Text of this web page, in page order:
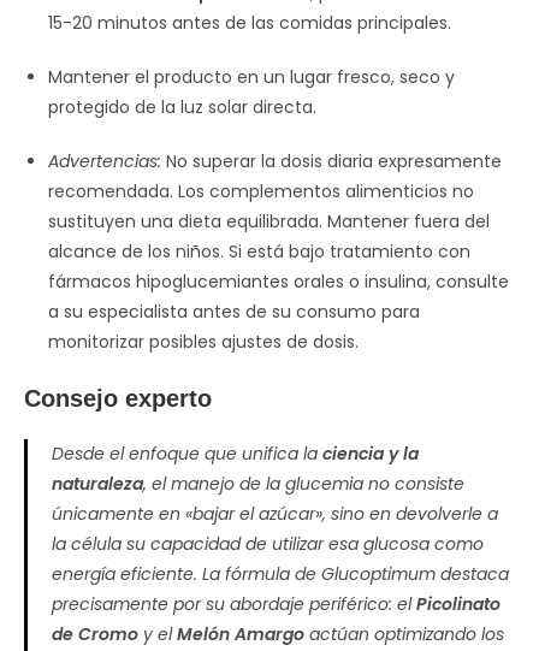
15-20 minutos antes de las comidas principales.
Mantener el producto en un lugar fresco, seco y
protegido de la luz solar directa.
Advertencias: No superar la dosis diaria expresamente
recomendada. Los complementos alimenticios no
sustituyen una dieta equilibrada. Mantener fuera del
alcance de los niños. Si está bajo tratamiento con
fármacos hipoglucemiantes orales o insulina, consulte
a su especialista antes de su consumo para
monitorizar posibles ajustes de dosis.
Consejo experto
Desde el enfoque que unifica la ciencia y la
naturaleza, el manejo de la glucemia no consiste
únicamente en «bajar el azúcar», sino en devolverle a
la célula su capacidad de utilizar esa glucosa como
energía eficiente. La fórmula de Glucoptimum destaca
precisamente por su abordaje periférico: elPicolinato
de Cromo y elMelón Amargo actúan optimizando los